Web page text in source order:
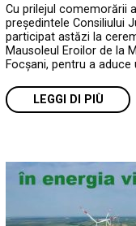
Cu prilejul comemorării
președintele Consiliului
participat astăzi la
Mausoleul Eroilor de la
Focșani, pentru a
LEGGI DI PIÙ